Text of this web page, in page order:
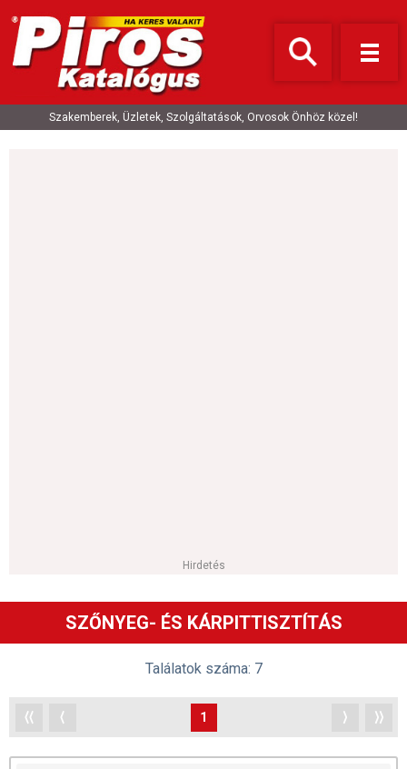
Szakemberek, Üzletek, Szolgáltatások, Orvosok Önhöz közel!
Hirdetés
SZŐNYEG- ÉS KÁRPITTISZTÍTÁS
Találatok száma: 7
⟨⟨ ⟨ 1 ⟩ ⟩⟩